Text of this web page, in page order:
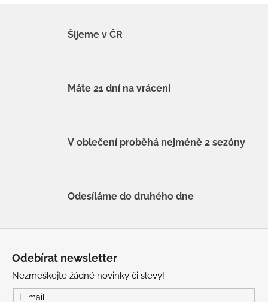
Šijeme v ČR
Máte 21 dní na vrácení
V oblečení proběhá nejméně 2 sezóny
Odesíláme do druhého dne
Odebírat newsletter
Nezmeškejte žádné novinky či slevy!
E-mail